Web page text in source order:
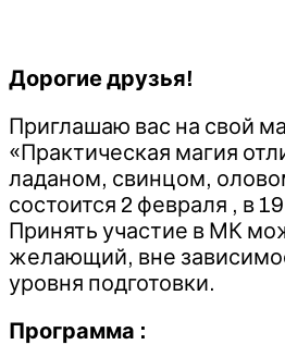
Дорогие друзья!
Приглашаю вас на свой
«Практическая магия
ладаном, свинцом,
состоится 2 февраля , в
Принять участие в МК
желающий, вне
уровня подготовки.
Программа :